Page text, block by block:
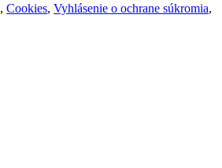
, Cookies, Vyhlásenie o ochrane súkromia,